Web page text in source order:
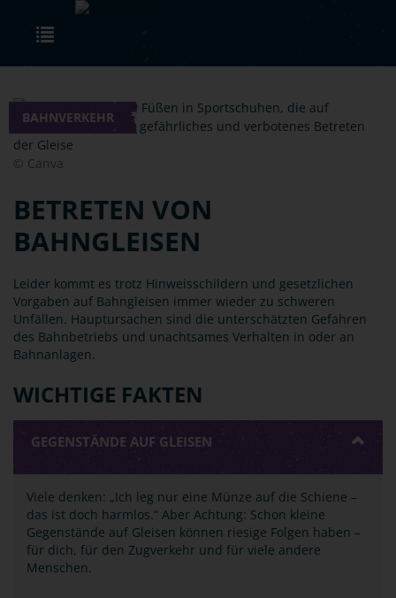
Skip to main content
BAHNVERKEHR
© Canva
BETRETEN VON
BAHNGLEISEN
Leider kommt es trotz Hinweisschildern und gesetzlichen
Vorgaben auf Bahngleisen immer wieder zu schweren
Unfällen. Hauptursachen sind die unterschätzten Gefahren
des Bahnbetriebs und unachtsames Verhalten in oder an
Bahnanlagen.
WICHTIGE FAKTEN
GEGENSTÄNDE AUF GLEISEN
Viele denken: „Ich leg nur eine Münze auf die Schiene –
das ist doch harmlos.“ Aber Achtung: Schon kleine
Gegenstände auf Gleisen können riesige Folgen haben –
für dich, für den Zugverkehr und für viele andere
Menschen.